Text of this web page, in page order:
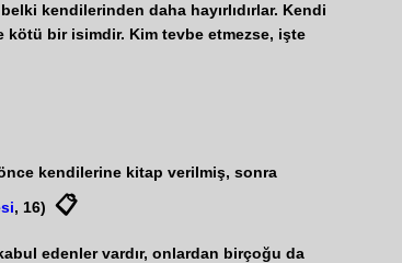
kendilerinden daha hayırlıdırlar. Kendi
kötü bir isimdir. Kim tevbe etmezse, işte
kendilerine kitap verilmiş, sonra
, 16) 📋
edenler vardır, onlardan birçoğu da